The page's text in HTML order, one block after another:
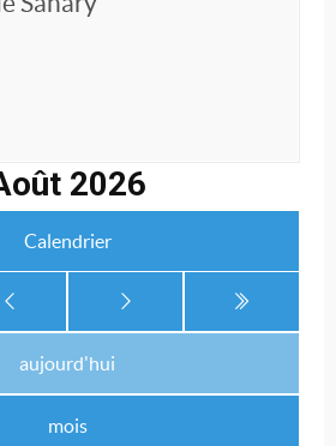
2026
Calendrier
aujourd'hui
mois